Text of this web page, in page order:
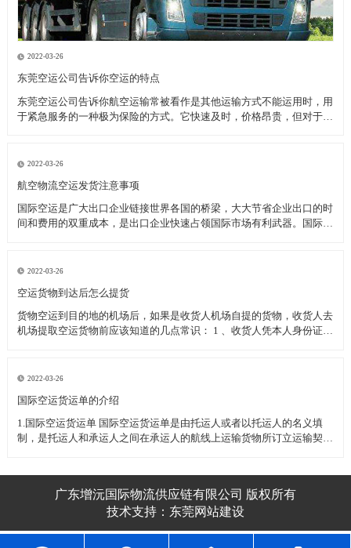
2022-03-26
东莞空运公司告诉你空运的特点
东莞空运公司告诉你航空运输常被看作是其他运输方式不能运用时，用
于紧急服务的一种极为保险的方式。它快速及时，价格昂贵，但对于致
因为空中较少受自然
2022-03-26
航空物流空运发货注意事项
国际空运是广大出口企业链接世界各国的桥梁，大大节省企业出口的时
间和费用的双重成本，是出口企业快速占领国际市场有利武器。国际空
动植物检疫
2022-03-26
空运货物到达后怎么提货
货物空运到目的地的机场后，如果是收货人机场自提的货物，收货人去
机场提取空运货物前应该知道的几点常识： 1 、收货人凭本人身份证或
代为2022-03-26
​国际空运货运单的介绍
1.国际空运货运单 国际空运货运单是由托运人或者以托运人的名义填
制，是托运人和承运人之间在承运人的航线上运输货物所订立运输契约
广东增沅国际物流供应链有限公司 版权所有
技术支持： 东莞网站建设​